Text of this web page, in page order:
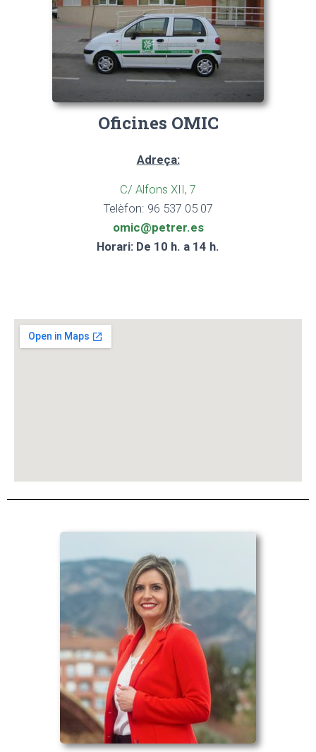
Oficines OMIC
Adreça:
C/ Alfons XII, 7
Telèfon: 96 537 05 07
omic@petrer.es
Horari: De 10 h. a 14 h.